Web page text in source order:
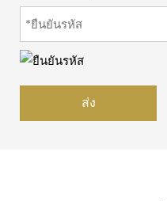
ส่ง